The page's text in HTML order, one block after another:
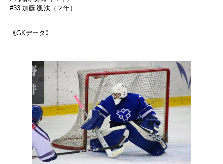
#33 加藤 颯汰（２年）
｟GKデータ｠